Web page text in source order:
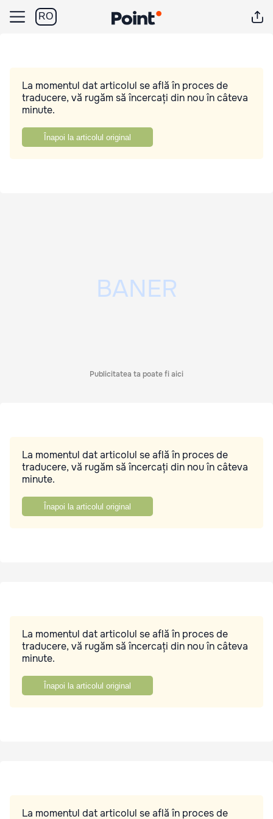
RO
La momentul dat articolul se află în proces de
traducere, vă rugăm să încercați din nou în câteva
minute.
Înapoi la articolul original
Publicitatea ta poate fi aici
La momentul dat articolul se află în proces de
traducere, vă rugăm să încercați din nou în câteva
minute.
Înapoi la articolul original
La momentul dat articolul se află în proces de
traducere, vă rugăm să încercați din nou în câteva
minute.
Înapoi la articolul original
La momentul dat articolul se află în proces de